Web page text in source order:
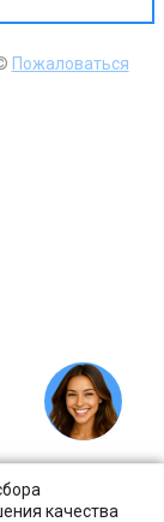
качества
Пожаловаться